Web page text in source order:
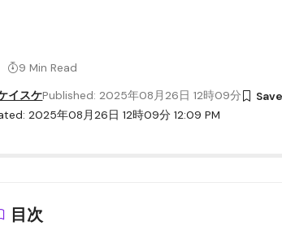
2025年08月26日 12時09分 12:09 PM
イスケPublished: 2025年08月26日 12時09分
9 Min Read
目次